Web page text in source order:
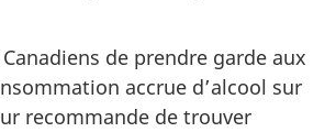
de prendre garde aux
accrue d’alcool sur
recommande de trouver